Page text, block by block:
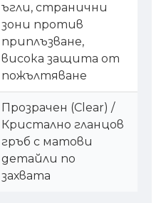
ъгли, странични
зони против
приплъзване,
висока защита от
пожълтяване
Прозрачен (Clear) /
Кристално гланцов
гръб с матови
детайли по
захвата